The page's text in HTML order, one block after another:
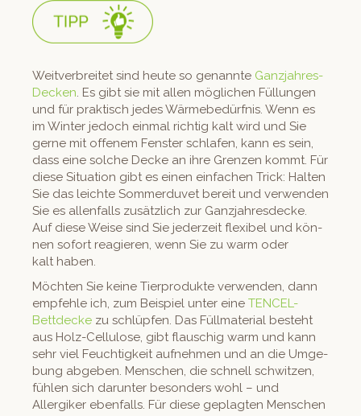
Weitver­bre­it­et sind heute so genan­nte Ganz­jahres-
Deck­en. Es gibt sie mit allen möglichen Fül­lun­gen
und für prak­tisch jedes Wärmebedürf­nis. Wenn es
im Win­ter jedoch ein­mal richtig kalt wird und Sie
gerne mit offen­em Fen­ster schlafen, kann es sein,
dass eine solche Decke an ihre Gren­zen kommt. Für
diese Sit­u­a­tion gibt es einen ein­fachen Trick: Hal­ten
Sie das leichte Som­mer­du­vet bere­it und ver­wen­den
Sie es allen­falls zusät­zlich zur Ganz­jahres­decke.
Auf diese Weise sind Sie jed­erzeit flex­i­bel und kön­
nen sofort reagieren, wenn Sie zu warm oder
kalt haben.
Möcht­en Sie keine Tier­pro­duk­te ver­wen­den, dann
empfehle ich, zum Beispiel unter eine TEN­CEL-
Bettdecke zu schlüpfen. Das Füll­ma­te­r­i­al beste­ht
aus Holz-Cel­lu­lose, gibt flauschig warm und kann
sehr viel Feuchtigkeit aufnehmen und an die Umge­
bung abgeben. Men­schen, die schnell schwitzen,
fühlen sich darunter beson­ders wohl – und
Allergik­er eben­falls. Für diese geplagten Men­schen